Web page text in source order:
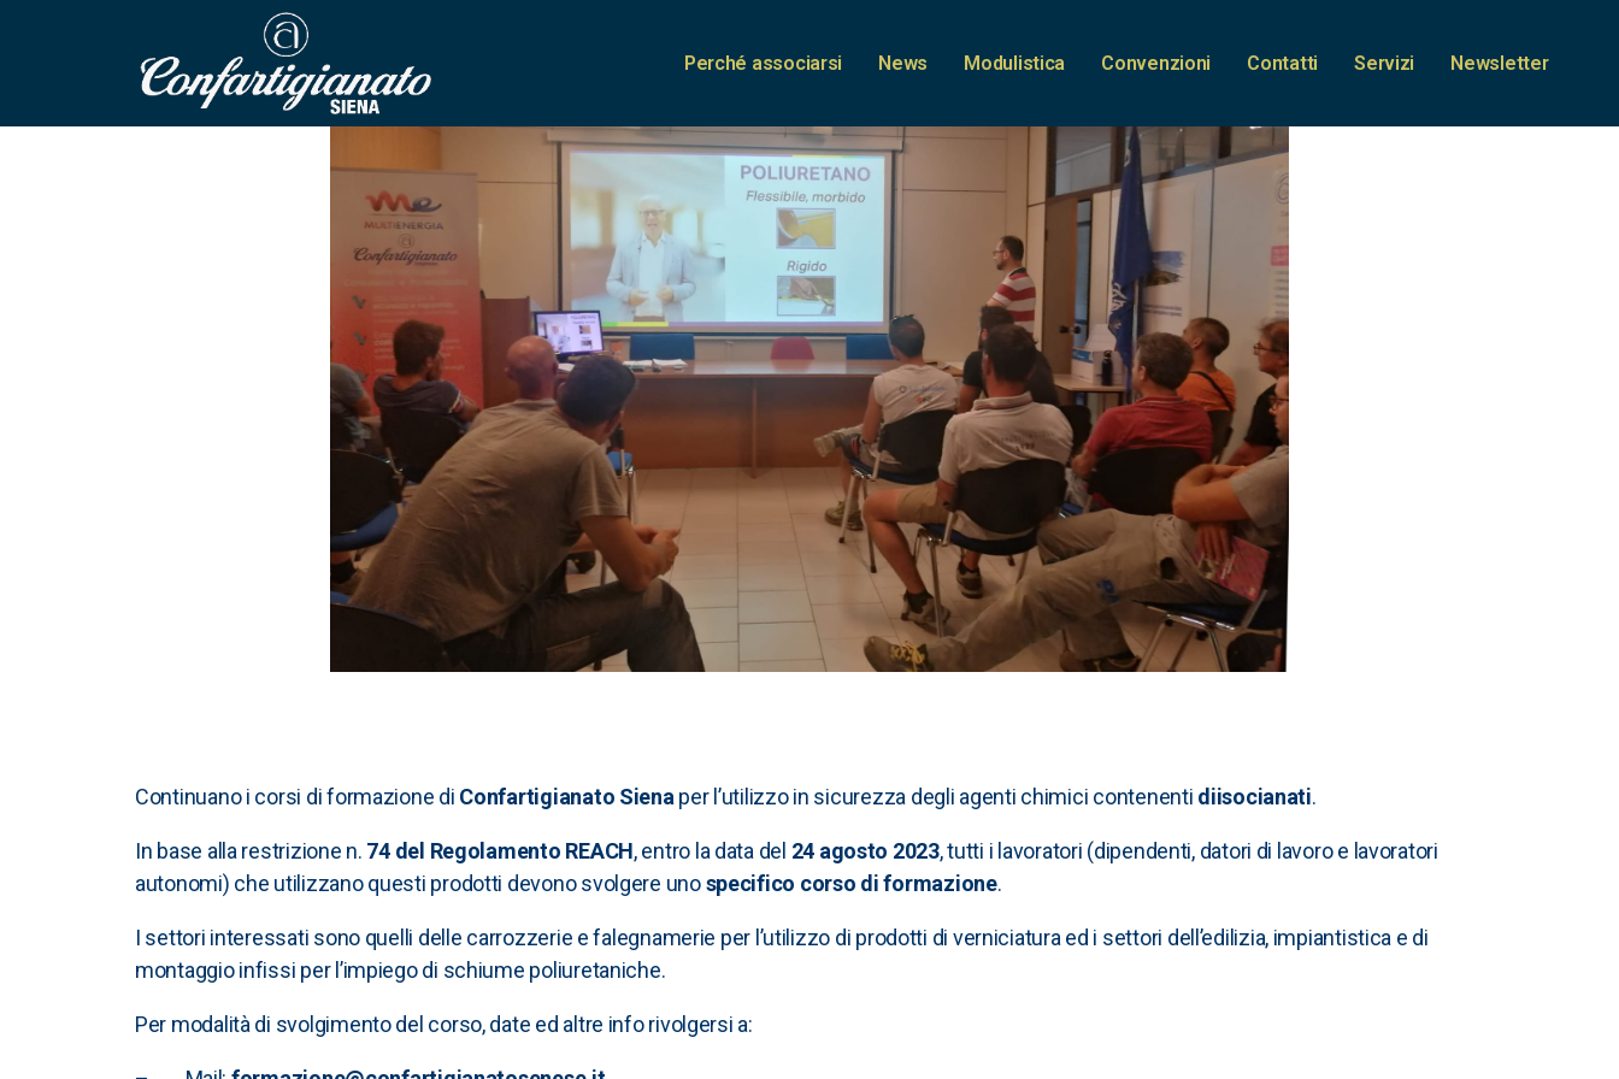
Perché associarsi News Modulistica Convenzioni Contatti Servizi Newsletter
Continuano i corsi di formazione di Confartigianato Sienaper l’utilizzo in sicurezza degli agenti chimici contenenti diisocianati.
In base alla restrizione n. 74 del Regolamento REACH, entro la data del 24 agosto 2023, tutti i lavoratori (dipendenti, datori di lavoro e lavoratori
autonomi) che utilizzano questi prodotti devono svolgere unospecifico corso di formazione.
I settori interessati sono quelli delle carrozzerie e falegnamerie per l’utilizzo di prodotti di verniciatura ed i settori dell’edilizia, impiantistica e di
montaggio infissi per l’impiego di schiume poliuretaniche.
Per modalità di svolgimento del corso, date ed altre info rivolgersi a: